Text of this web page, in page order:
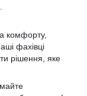
комфорту,
фахівці
рішення, яке